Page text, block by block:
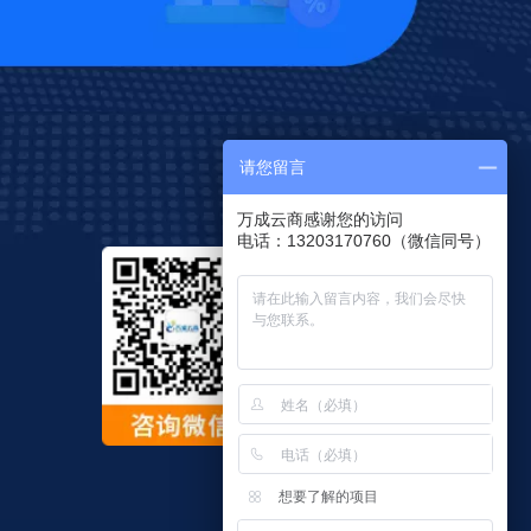
请您留言
万成云商感谢您的访问
电话：13203170760（微信同号）
想要了解的项目